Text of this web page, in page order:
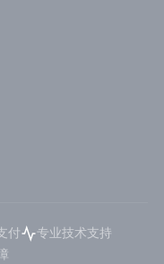
付
专业技术支持